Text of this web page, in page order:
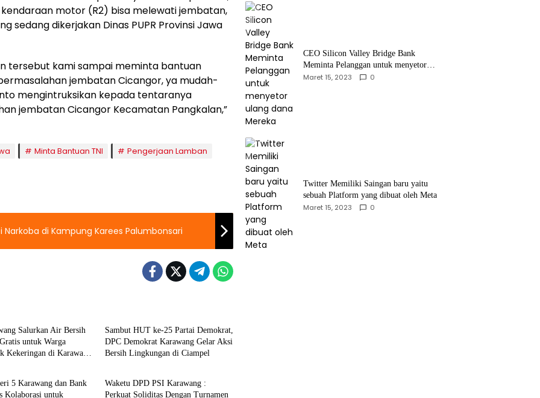
motor (R2) bisa melewati jembatan,
sedang dikerjakan Dinas PUPR Provinsi Jawa
tersebut kami sampai meminta bantuan
jembatan Cicangor, ya mudah-
mengintruksikan kepada tentaranya
jembatan Cicangor Kecamatan Pangkalan,”
Minta Bantuan TNI Pengerjaan Lamban
di Kampung Karees Palumbonsari
Salurkan Air Bersih
untuk Warga
Kekeringan di Karawang
Sambut HUT ke-25 Partai Demokrat,
DPC Demokrat Karawang Gelar Aksi
Bersih Lingkungan di Ciampel
5 Karawang dan Bank
Kolaborasi untuk
Berita
Waketu DPD PSI Karawang :
Perkuat Soliditas Dengan Turnamen
CEO Silicon Valley Bridge Bank
Meminta Pelanggan untuk menyetor
ulang dana Mereka
Maret 15, 2023 0
Twitter Memiliki Saingan baru yaitu
sebuah Platform yang dibuat oleh Meta
Maret 15, 2023 0